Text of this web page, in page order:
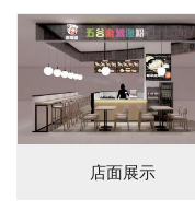
店面展示